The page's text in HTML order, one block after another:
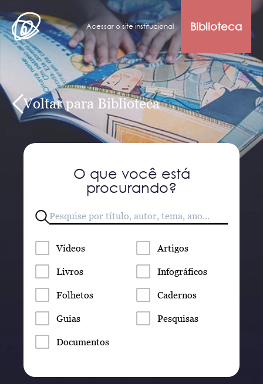
Acessar o site institucional Biblioteca
Voltar para Biblioteca
O que você está
procurando?
Vídeos Artigos
Livros Infográficos
Folhetos Cadernos
Guias Pesquisas
Documentos